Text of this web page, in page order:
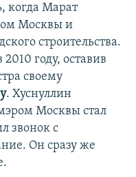
когда Марат
Москвы и
строительства.
году, оставив
своему
. Хуснуллин
Москвы стал
звонок с
Он сразу же